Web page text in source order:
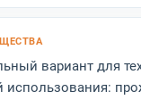
вариант для
использования: